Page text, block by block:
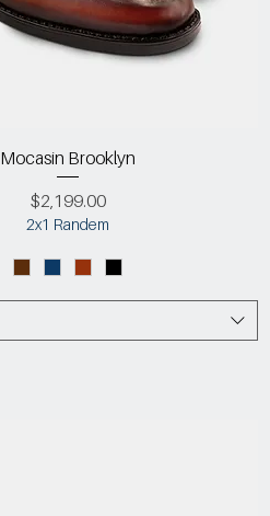
Mocasin Brooklyn
Precio
$2,199.00
2x1 Randem